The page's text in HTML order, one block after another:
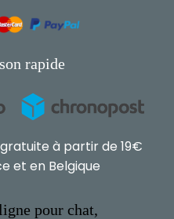
rapide
à partir de 19€
et en Belgique
pour chat,